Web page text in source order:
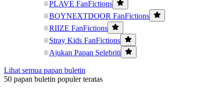
PLAVE FanFictions
BOYNEXTDOOR FanFictions
RIIZE FanFictions
Stray Kids FanFictions
Ajukan Papan Selebriti
Lihat semua papan buletin
50 papan buletin populer teratas